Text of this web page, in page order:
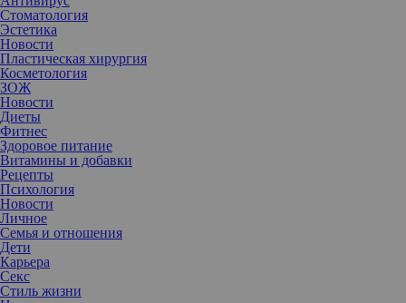
Стоматология
Эстетика
Новости
Пластическая хирургия
Косметология
ЗОЖ
Новости
Диеты
Фитнес
Здоровое питание
Витамины и добавки
Рецепты
Психология
Новости
Личное
Семья и отношения
Дети
Карьера
Секс
Стиль жизни
Любому человеку хочется хорошо подготовиться к Новому году,